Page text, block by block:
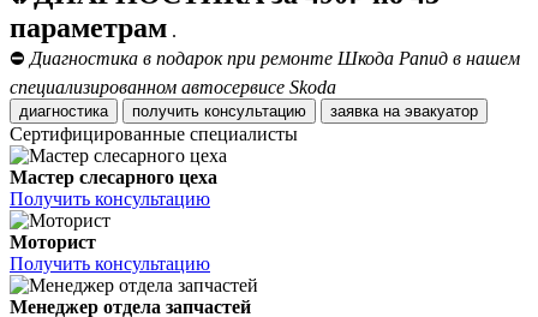
параметрам .
⛔ Диагностика в подарок при ремонте Шкода Рапид в нашем
специализированном автосервисе Skoda
диагностика получить консультацию заявка на эвакуатор
Сертифицированные специалисты
Мастер слесарного цеха
Получить консультацию
Моторист
Получить консультацию
Менеджер отдела запчастей